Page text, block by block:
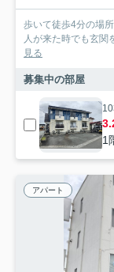
歩いて徒歩4分の場
人が来た時でも玄関
見る
募集中の部屋
1
アパート